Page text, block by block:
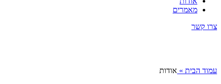
מאמרים
צרו קשר
עמוד הבית » אודות